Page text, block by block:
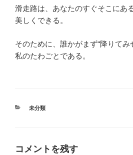
滑走路は、あなたのすぐそこにあ
美しくできる。
そのために、誰かがまず“降りてみ
私のたわごとである。
カ
未分類
コメントを残す